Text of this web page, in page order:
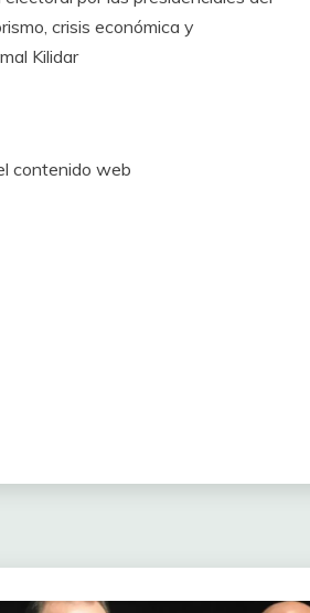
crisis económica y
Kilidar
contenido web